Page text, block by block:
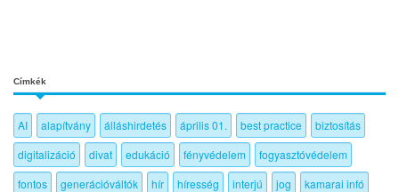
Címkék
AI alapítvány álláshirdetés április 01. best practice
biztosítás
digitalizáció
divat edukáció fényvédelem
fogyasztóvédelem
fontos
generációváltók hír híresség interjú jog
kamarai infó